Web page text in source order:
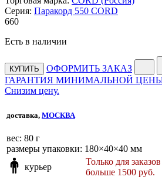
Серия: Паракорд 550 CORD
660
Есть в наличии
КУПИТЬ
ОФОРМИТЬ ЗАКАЗ
ГАРАНТИЯ МИНИМАЛЬНОЙ
Снизим цену.
доставка, МОСКВА
веc: 80 г
размеры упаковки: 180×40×40 мм
курьер
Только для
больше 1500 руб.